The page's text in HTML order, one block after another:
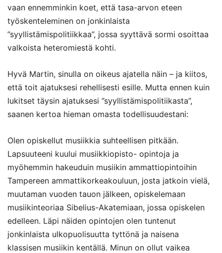
vaan ennemminkin koet, että tasa-arvon eteen
työskenteleminen on jonkinlaista
”syyllistämispolitiikkaa”, jossa syyttävä sormi osoittaa
valkoista heteromiestä kohti.
Hyvä Martin, sinulla on oikeus ajatella näin – ja kiitos,
että toit ajatuksesi rehellisesti esille. Mutta ennen kuin
lukitset täysin ajatuksesi ”syyllistämispolitiikasta”,
saanen kertoa hieman omasta todellisuudestani:
Olen opiskellut musiikkia suhteellisen pitkään.
Lapsuuteeni kuului musiikkiopisto- opintoja ja
myöhemmin hakeuduin musiikin ammattiopintoihin
Tampereen ammattikorkeakouluun, josta jatkoin vielä,
muutaman vuoden tauon jälkeen, opiskelemaan
musiikinteoriaa Sibelius-Akatemiaan, jossa opiskelen
edelleen. Läpi näiden opintojen olen tuntenut
jonkinlaista ulkopuolisuutta tyttönä ja naisena
klassisen musiikin kentällä. Minun on ollut vaikea